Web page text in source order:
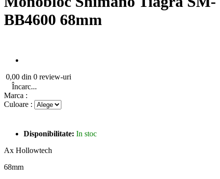
BB4600 68mm
0,00 din 0 review-uri
Încarc...
Marca :
Culoare :
Disponibilitate: In stoc
Ax Hollowtech
68mm